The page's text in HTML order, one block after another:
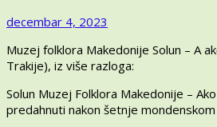
decembar 4, 2023
2023
Muzej folklora Makedonije Solun – A
Trakije), iz više razloga:
Solun Muzej Folklora Makedonije –
predahnuti nakon šetnje